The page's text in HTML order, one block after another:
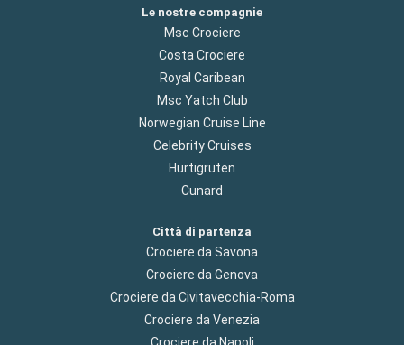
Le nostre compagnie
Msc Crociere
Costa Crociere
Royal Caribean
Msc Yatch Club
Norwegian Cruise Line
Celebrity Cruises
Hurtigruten
Cunard
Città di partenza
Crociere da Savona
Crociere da Genova
Crociere da Civitavecchia-Roma
Crociere da Venezia